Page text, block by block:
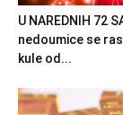
U NAREDNIH 72
nedoumice se
kule od...